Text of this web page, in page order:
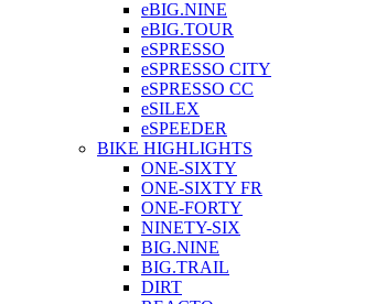
eBIG.NINE
eBIG.TOUR
eSPRESSO
eSPRESSO CITY
eSPRESSO CC
eSILEX
eSPEEDER
BIKE HIGHLIGHTS
ONE-SIXTY
ONE-SIXTY FR
ONE-FORTY
NINETY-SIX
BIG.NINE
BIG.TRAIL
DIRT